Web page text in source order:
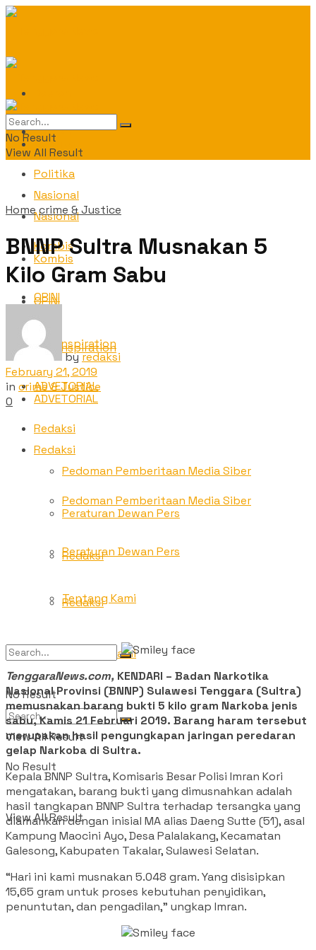
Politika
Nasional
Kombis
OPINI
TNC Inspiration
ADVETORIAL
Redaksi
Pedoman Pemberitaan Media Siber
Peraturan Dewan Pers
Redaksi
Tentang Kami
No Result
View All Result
Daerah
Politika
Nasional
Kombis
OPINI
TNC Inspiration
ADVETORIAL
Redaksi
Pedoman Pemberitaan Media Siber
Peraturan Dewan Pers
Redaksi
Tentang Kami
No Result
View All Result
No Result
View All Result
Homecrime & Justice
BNNP Sultra Musnakan 5
Kilo Gram Sabu
byredaksi
February 21, 2019
in crime & Justice
0
TenggaraNews.com, KENDARI – Badan Narkotika
Nasional Provinsi (BNNP) Sulawesi Tenggara (Sultra)
memusnakan barang bukti 5 kilo gram Narkoba jenis
sabu, Kamis 21 Februari 2019. Barang haram tersebut
merupakan hasil pengungkapan jaringan peredaran
gelap Narkoba di Sultra.
Kepala BNNP Sultra, Komisaris Besar Polisi Imran Kori
mengatakan, barang bukti yang dimusnahkan adalah
hasil tangkapan BNNP Sultra terhadap tersangka yang
diamankan dengan inisial MA alias Daeng Sutte (51), asal
Kampung Maocini Ayo, Desa Palalakang, Kecamatan
Galesong, Kabupaten Takalar, Sulawesi Selatan.
“Hari ini kami musnakan 5.048 gram. Yang disisipkan
15,65 gram untuk proses kebutuhan penyidikan,
penuntutan, dan pengadilan,” ungkap Imran.